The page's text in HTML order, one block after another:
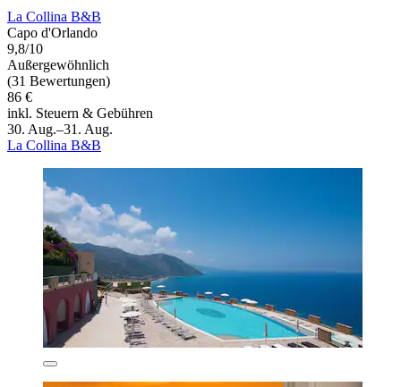
La Collina B&B
Capo d'Orlando
9,8/10
Außergewöhnlich
(31 Bewertungen)
86 €
inkl. Steuern & Gebühren
30. Aug.–31. Aug.
La Collina B&B